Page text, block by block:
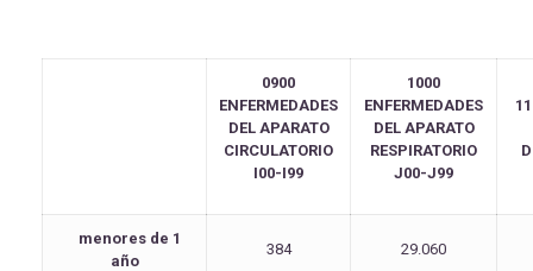
0900
ENFERMEDADES
DEL APARATO
CIRCULATORIO
I00-I99
1000
ENFERMEDADES
DEL APARATO
RESPIRATORIO
J00-J99
menores de 1
año
384 29.060